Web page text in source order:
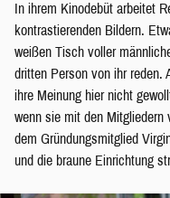
In ihrem Kinodebüt arbeitet
kontrastierenden Bildern.
weißen Tisch voller
dritten Person von ihr reden.
ihre Meinung hier nicht
wenn sie mit den Mitgliedern
dem Gründungsmitglied
und die braune Einrichtung